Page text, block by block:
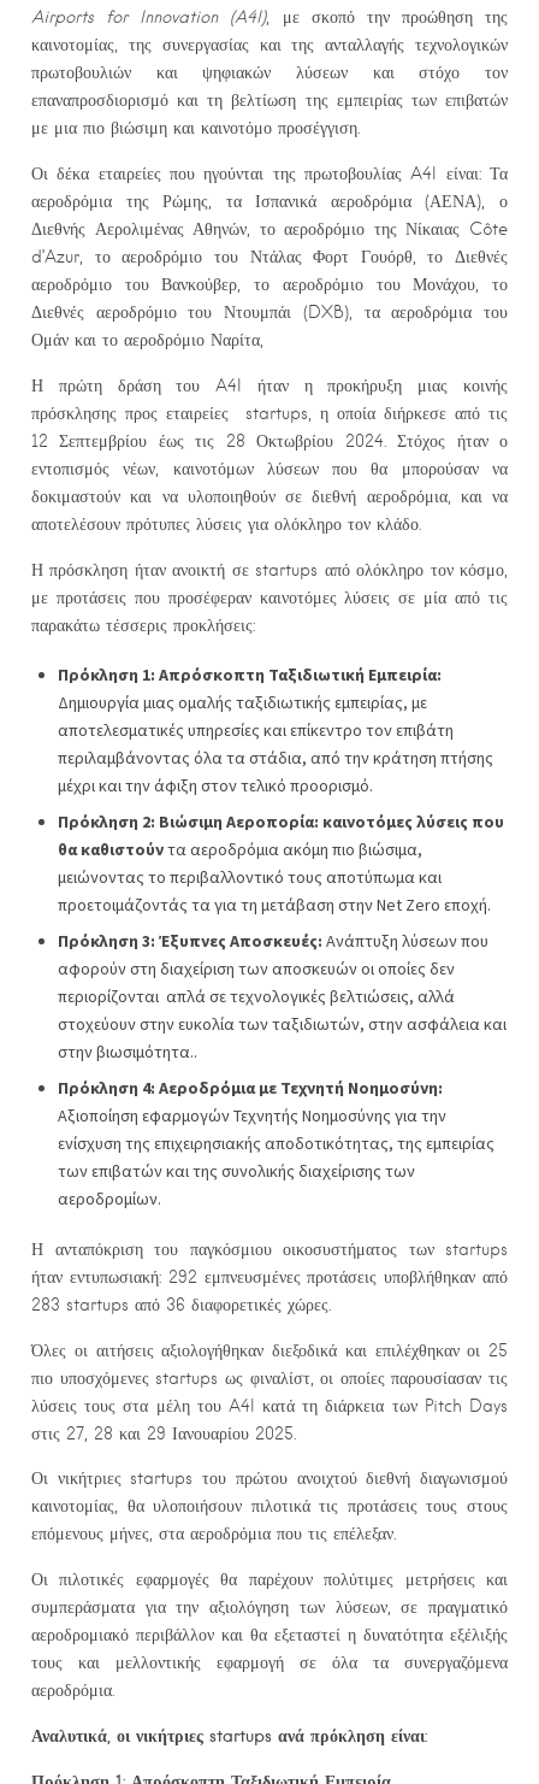
Airports for Innovation (A4I), με σκοπό την προώθηση της
καινοτομίας, της συνεργασίας και της ανταλλαγής τεχνολογικών
πρωτοβουλιών και ψηφιακών λύσεων και στόχο τον
επαναπροσδιορισμό και τη βελτίωση της εμπειρίας των επιβατών
με μια πιο βιώσιμη και καινοτόμο προσέγγιση.
Οι δέκα εταιρείες που ηγούνται της πρωτοβουλίας A4I είναι: Τα
αεροδρόμια της Ρώμης, τα Ισπανικά αεροδρόμια (ΑΕΝΑ), ο
Διεθνής Αερολιμένας Αθηνών, το αεροδρόμιο της Νίκαιας Côte
d’Azur, το αεροδρόμιο του Ντάλας Φορτ Γουόρθ, το Διεθνές
αεροδρόμιο του Βανκούβερ, το αεροδρόμιο του Μονάχου, το
Διεθνές αεροδρόμιο του Ντουμπάι (DXB), τα αεροδρόμια του
Ομάν και το αεροδρόμιο Ναρίτα,
Η πρώτη δράση του A4I ήταν η προκήρυξη μιας κοινής
πρόσκλησης προς εταιρείες startups, η οποία διήρκεσε από τις
12 Σεπτεμβρίου έως τις 28 Οκτωβρίου 2024. Στόχος ήταν ο
εντοπισμός νέων, καινοτόμων λύσεων που θα μπορούσαν να
δοκιμαστούν και να υλοποιηθούν σε διεθνή αεροδρόμια, και να
αποτελέσουν πρότυπες λύσεις για ολόκληρο τον κλάδο.
Η πρόσκληση ήταν ανοικτή σε startups από ολόκληρο τον κόσμο,
με προτάσεις που προσέφεραν καινοτόμες λύσεις σε μία από τις
παρακάτω τέσσερις προκλήσεις:
Πρόκληση 1: Απρόσκοπτη Ταξιδιωτική Εμπειρία:
Δημιουργία μιας ομαλής ταξιδιωτικής εμπειρίας, με
αποτελεσματικές υπηρεσίες και επίκεντρο τον επιβάτη
περιλαμβάνοντας όλα τα στάδια, από την κράτηση πτήσης
μέχρι και την άφιξη στον τελικό προορισμό.
Πρόκληση 2: Βιώσιμη Αεροπορία: καινοτόμες λύσεις που
θα καθιστούντα αεροδρόμια ακόμη πιο βιώσιμα,
μειώνοντας το περιβαλλοντικό τους αποτύπωμα και
προετοιμάζοντάς τα για τη μετάβαση στην Net Zero εποχή.
Πρόκληση 3: Έξυπνες Αποσκευές: Ανάπτυξη λύσεων που
αφορούν στη διαχείριση των αποσκευών οι οποίες δεν
περιορίζονται απλά σε τεχνολογικές βελτιώσεις, αλλά
στοχεύουν στην ευκολία των ταξιδιωτών, στην ασφάλεια και
στην βιωσιμότητα..
Πρόκληση 4: Αεροδρόμια με Τεχνητή Νοημοσύνη:
Αξιοποίηση εφαρμογών Τεχνητής Νοημοσύνης για την
ενίσχυση της επιχειρησιακής αποδοτικότητας, της εμπειρίας
των επιβατών και της συνολικής διαχείρισης των
αεροδρομίων.
Η ανταπόκριση του παγκόσμιου οικοσυστήματος των startups
ήταν εντυπωσιακή: 292 εμπνευσμένες προτάσεις υποβλήθηκαν από
283 startups από 36 διαφορετικές χώρες.
Όλες οι αιτήσεις αξιολογήθηκαν διεξοδικά και επιλέχθηκαν οι 25
πιο υποσχόμενες startups ως φιναλίστ, οι οποίες παρουσίασαν τις
λύσεις τους στα μέλη του A4I κατά τη διάρκεια των Pitch Days
στις 27, 28 και 29 Ιανουαρίου 2025.
Οι νικήτριες startups του πρώτου ανοιχτού διεθνή διαγωνισμού
καινοτομίας, θα υλοποιήσουν πιλοτικά τις προτάσεις τους στους
επόμενους μήνες, στα αεροδρόμια που τις επέλεξαν.
Οι πιλοτικές εφαρμογές θα παρέχουν πολύτιμες μετρήσεις και
συμπεράσματα για την αξιολόγηση των λύσεων, σε πραγματικό
αεροδρομιακό περιβάλλον και θα εξεταστεί η δυνατότητα εξέλιξής
τους και μελλοντικής εφαρμογή σε όλα τα συνεργαζόμενα
αεροδρόμια.
Αναλυτικά, οι νικήτριες startups ανά πρόκληση είναι: